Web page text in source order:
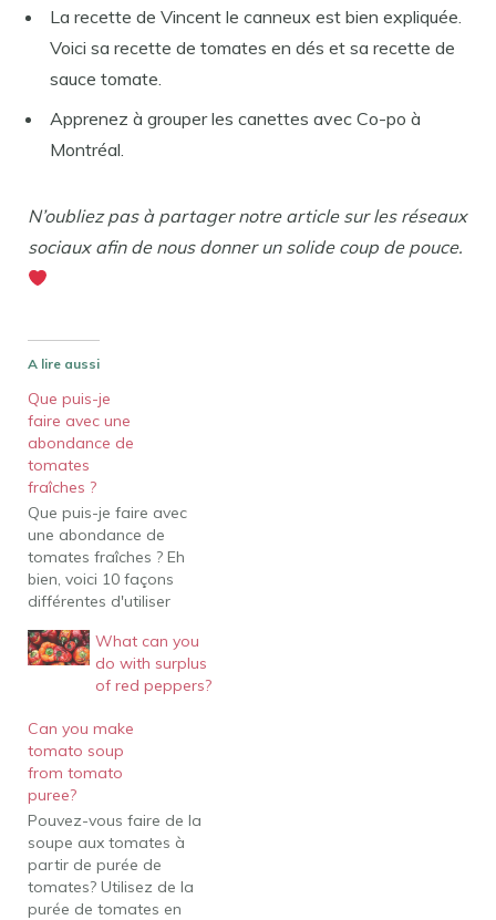
La recette de Vincent le canneux est bien expliquée.
Voici sa recette de tomates en dés et sa recette de
sauce tomate.
Apprenez à grouper les canettes avec Co-po à
Montréal.
N’oubliez pas à partager notre article sur les réseaux
sociaux afin de nous donner un solide coup de pouce.
A lire aussi
Que puis-je
faire avec une
abondance de
tomates
fraîches ?
Que puis-je faire avec
une abondance de
tomates fraîches ? Eh
bien, voici 10 façons
différentes d'utiliser
d'été. Préparez une
bruschetta maison.
Faites de la soupe crue
tomates farcies. Faites
vos propres tomates
séchées. Préparez des
tomates vertes frites.
Faire des tomates…
What can you
do with surplus
of red peppers?
Can you make
tomato soup
from tomato
puree?
Pouvez-vous faire de la
soupe aux tomates à
partir de purée de
tomates? Utilisez de la
purée de tomates en